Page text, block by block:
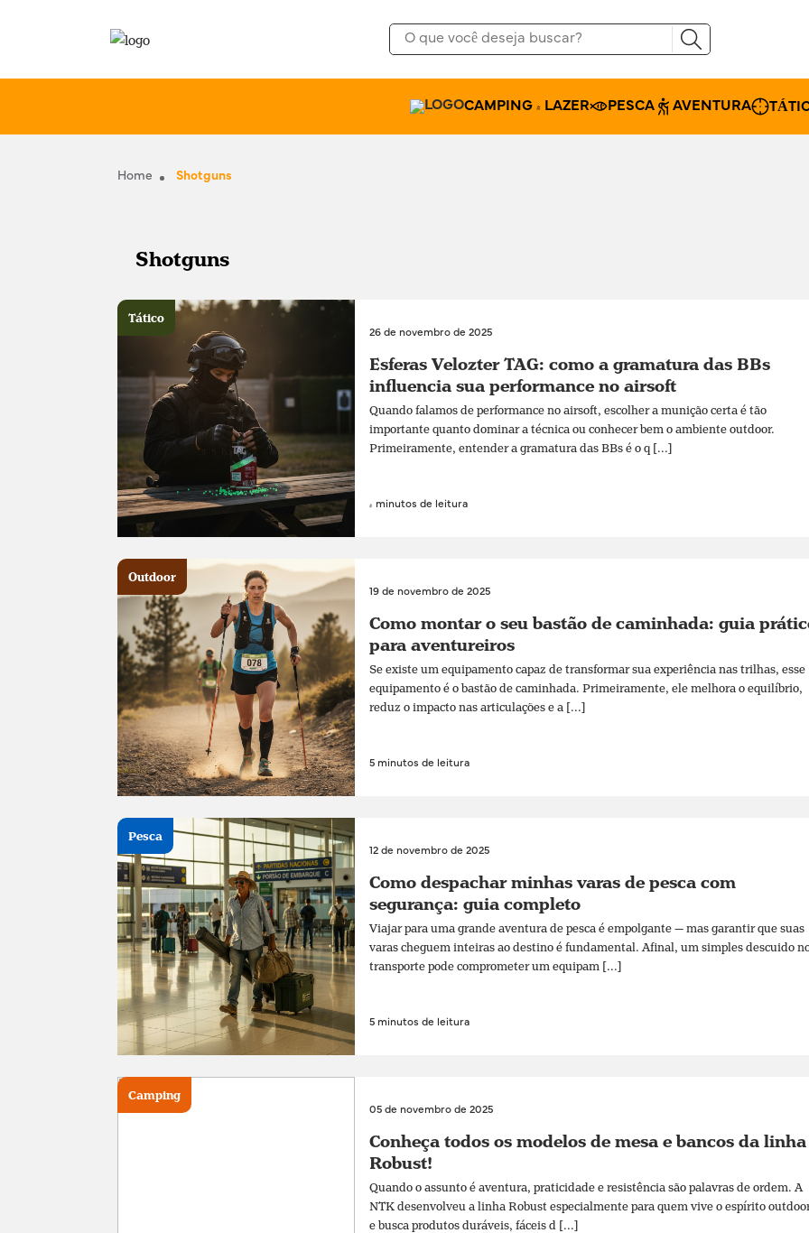
CAMPING & LAZER PESCA AVENTURA
Home Shotguns
Shotguns
26 de novembro de 2025
Esferas Velozter TAG: como a gramatura das BBs
influencia sua performance no airsoft
Quando falamos de performance no airsoft, escolher a munição certa é tão
importante quanto dominar a técnica ou conhecer bem o ambiente outdoor.
Primeiramente, entender a gramatura das BBs é o q [...]
4 minutos de leitura
Tático
19 de novembro de 2025
Como montar o seu bastão de caminhada: guia
para aventureiros
Se existe um equipamento capaz de transformar sua experiência nas trilhas, esse
equipamento é o bastão de caminhada. Primeiramente, ele melhora o equilíbrio,
reduz o impacto nas articulações e a [...]
5 minutos de leitura
Outdoor
12 de novembro de 2025
Como despachar minhas varas de pesca com
segurança: guia completo
Viajar para uma grande aventura de pesca é empolgante — mas garantir que suas
varas cheguem inteiras ao destino é fundamental. Afinal, um simples descuido
transporte pode comprometer um equipam [...]
5 minutos de leitura
Pesca
05 de novembro de 2025
Conheça todos os modelos de mesa e bancos da linha
Robust!
Quando o assunto é aventura, praticidade e resistência são palavras de ordem. A
NTK desenvolveu a linha Robust especialmente para quem vive o espírito
e busca produtos duráveis, fáceis d [...]
Camping